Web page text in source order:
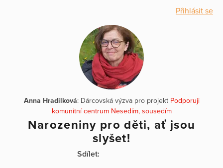
Přihlásit se
Anna Hradilková: Dárcovská výzva pro projekt Podporuji
komunitní centrum Nesedím, sousedím
Narozeniny pro děti, ať jsou
slyšet!
Sdílet: